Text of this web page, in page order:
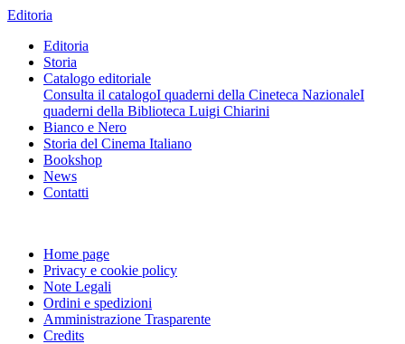
Editoria
Editoria
Storia
Catalogo editoriale
Consulta il catalogoI quaderni della Cineteca NazionaleI
quaderni della Biblioteca Luigi Chiarini
Bianco e Nero
Storia del Cinema Italiano
Bookshop
News
Contatti
Home page
Privacy e cookie policy
Note Legali
Ordini e spedizioni
Amministrazione Trasparente
Credits